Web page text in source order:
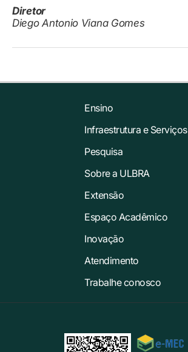
Pesquisa
Extensão
Infraestrutura e Serviços
Diretor
Diego Antonio Viana Gomes
Ensino
Infraestrutura e Serviços
Pesquisa
Sobre a ULBRA
Extensão
Espaço Acadêmico
Inovação
Atendimento
Trabalhe conosco